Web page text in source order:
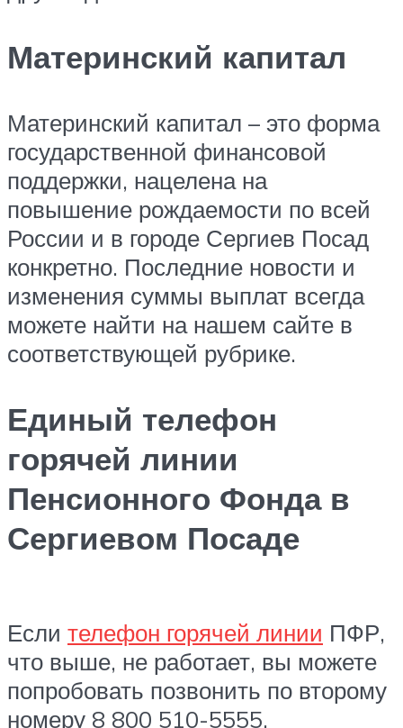
Материнский капитал
Материнский капитал – это форма
государственной финансовой
поддержки, нацелена на
повышение рождаемости по всей
России и в городе Сергиев Посад
конкретно. Последние новости и
изменения суммы выплат всегда
можете найти на нашем сайте в
соответствующей рубрике.
Единый телефон
горячей линии
Пенсионного Фонда в
Сергиевом Посаде
Если телефон горячей линии ПФР,
что выше, не работает, вы можете
попробовать позвонить по второму
номеру 8 800 510-5555.